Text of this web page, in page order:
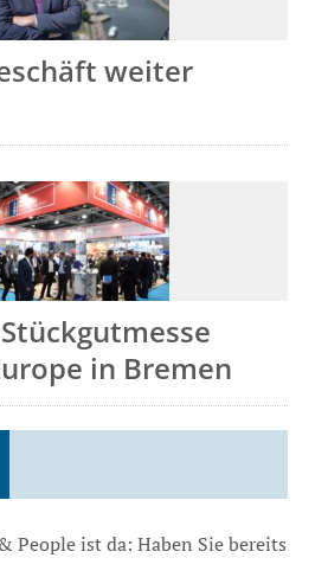
weiter
in Bremen
People ist da: Haben Sie bereits